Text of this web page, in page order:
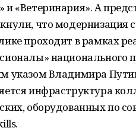
«Ветеринария». А
что модернизация
проходит в рамках
национального
указом Владимира
инфраструктура
оборудованных по